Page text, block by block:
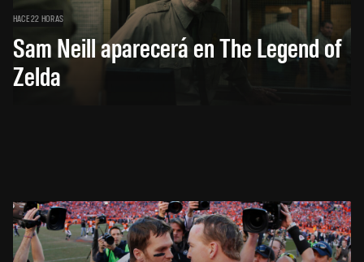
HACE 22 HORAS
Sam Neill aparecerá en The Legend of
Zelda